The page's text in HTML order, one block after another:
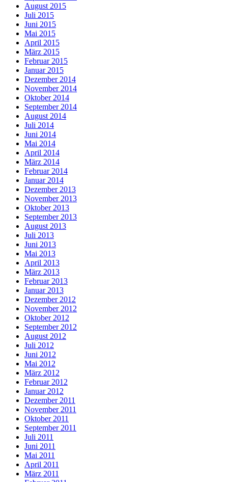
August 2015
Juli 2015
Juni 2015
Mai 2015
April 2015
März 2015
Februar 2015
Januar 2015
Dezember 2014
November 2014
Oktober 2014
September 2014
August 2014
Juli 2014
Juni 2014
Mai 2014
April 2014
März 2014
Februar 2014
Januar 2014
Dezember 2013
November 2013
Oktober 2013
September 2013
August 2013
Juli 2013
Juni 2013
Mai 2013
April 2013
März 2013
Februar 2013
Januar 2013
Dezember 2012
November 2012
Oktober 2012
September 2012
August 2012
Juli 2012
Juni 2012
Mai 2012
März 2012
Februar 2012
Januar 2012
Dezember 2011
November 2011
Oktober 2011
September 2011
Juli 2011
Juni 2011
Mai 2011
April 2011
März 2011